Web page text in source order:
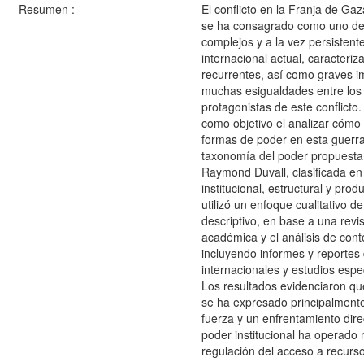
Resumen :
El conflicto en la Franja de
se ha consagrado como uno
complejos y a la vez
internacional actual,
recurrentes, así como graves
muchas esigualdades entre
protagonistas de este
como objetivo el analizar
formas de poder en esta
taxonomía del poder
Raymond Duvall, clasificada
institucional, estructural y
utilizó un enfoque cualitativo
descriptivo, en base a una
académica y el análisis de
incluyendo informes y
internacionales y estudios
Los resultados evidenciaron
se ha expresado
fuerza y un enfrentamiento
poder institucional ha operado
regulación del acceso a